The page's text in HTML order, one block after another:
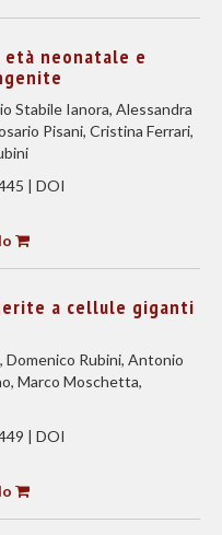
neonatale e
Stabile Ianora, Alessandra
Pisani, Cristina Ferrari,
| DOI
a cellule giganti
Rubini, Antonio
Marco Moschetta,
| DOI